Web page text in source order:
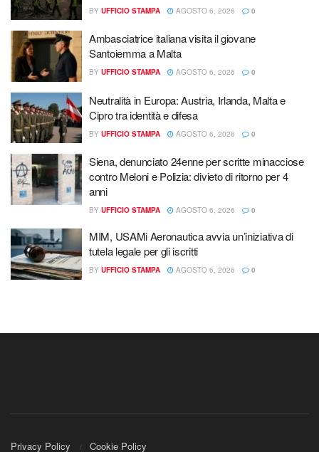
BY UFFICIO STAMPA AGOSTO 6, 2026 0
Ambasciatrice italiana visita il giovane
Santoiemma a Malta
BY UFFICIO STAMPA AGOSTO 6, 2026 0
Neutralità in Europa: Austria, Irlanda, Malta e
Cipro tra identità e difesa
BY UFFICIO STAMPA AGOSTO 6, 2026 0
Siena, denunciato 24enne per scritte minacciose
contro Meloni e Polizia: divieto di ritorno per 4
anni
BY UFFICIO STAMPA AGOSTO 6, 2026 0
MIM, USAMi Aeronautica avvia un’iniziativa di
tutela legale per gli iscritti
BY UFFICIO STAMPA AGOSTO 6, 2026 0
Privacy Policy Cookie Policy